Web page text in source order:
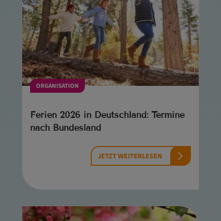
ORGANISATION
Ferien 2026 in Deutschland: Termine
nach Bundesland
JETZT WEITERLESEN